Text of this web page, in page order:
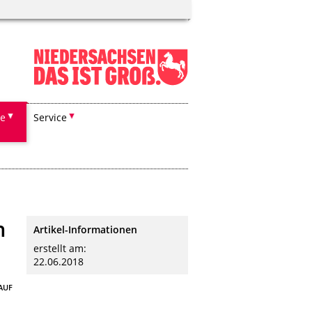
Service
Artikel-Informationen
erstellt am:
22.06.2018